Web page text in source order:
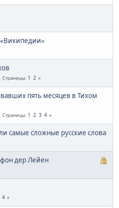
«Википедии»
Страницы 1 2
пять месяцев в Тихом
Страницы 1 2 3 4
самые сложные русские слова
фон дер Лейен
4